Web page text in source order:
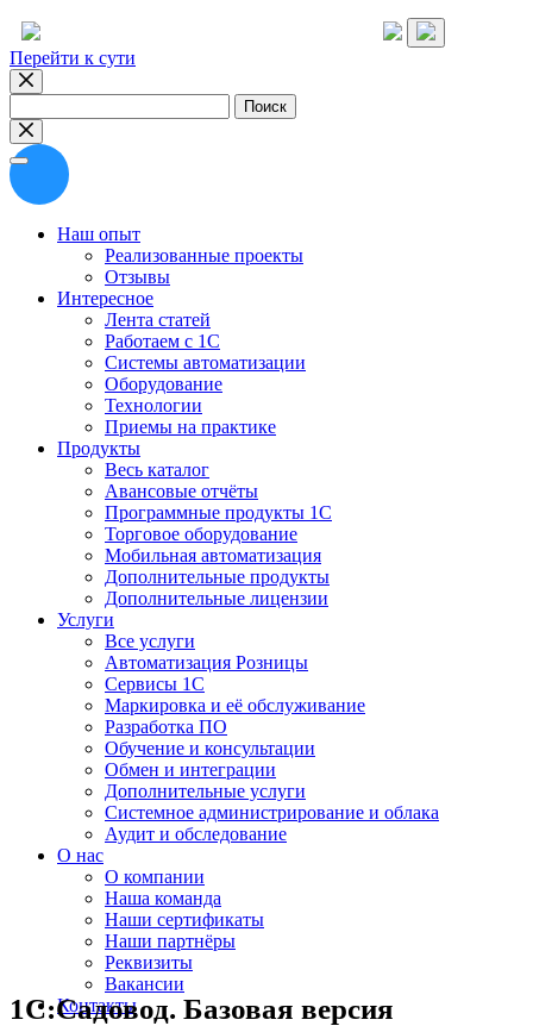
Перейти к сути
Наш опыт
Реализованные проекты
Отзывы
Интересное
Лента статей
Работаем с 1С
Системы автоматизации
Оборудование
Технологии
Приемы на практике
Продукты
Весь каталог
Авансовые отчёты
Программные продукты 1С
Торговое оборудование
Мобильная автоматизация
Дополнительные продукты
Дополнительные лицензии
Услуги
Все услуги
Автоматизация Розницы
Сервисы 1С
Маркировка и её обслуживание
Разработка ПО
Обучение и консультации
Обмен и интеграции
Дополнительные услуги
Системное администрирование и облака
Аудит и обследование
О нас
О компании
Наша команда
Наши сертификаты
Наши партнёры
Реквизиты
Вакансии
Контакты
1С:Садовод. Базовая версия